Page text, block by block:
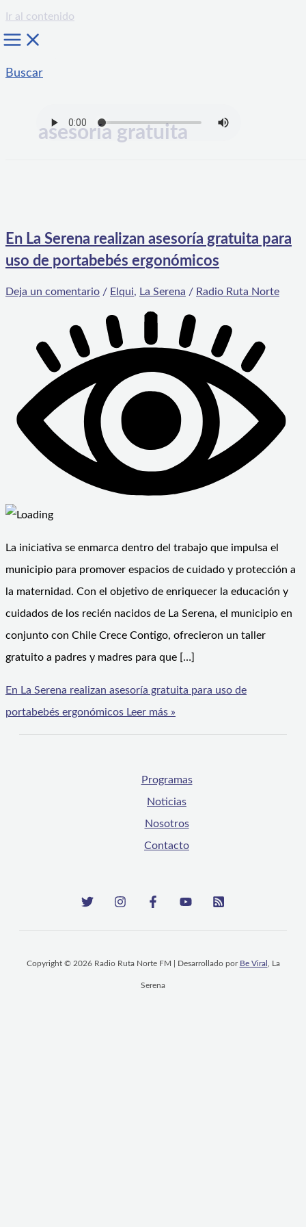
Ir al contenido
Buscar
asesoría gratuita
En La Serena realizan asesoría gratuita para
uso de portabebés ergonómicos
Deja un comentario / Elqui, La Serena / Radio Ruta Norte
La iniciativa se enmarca dentro del trabajo que impulsa el
municipio para promover espacios de cuidado y protección a
la maternidad. Con el objetivo de enriquecer la educación y
cuidados de los recién nacidos de La Serena, el municipio en
conjunto con Chile Crece Contigo, ofrecieron un taller
gratuito a padres y madres para que […]
En La Serena realizan asesoría gratuita para uso de
portabebés ergonómicos Leer más »
Programas
Noticias
Nosotros
Contacto
Copyright © 2026 Radio Ruta Norte FM | Desarrollado por Be Viral , La
Serena